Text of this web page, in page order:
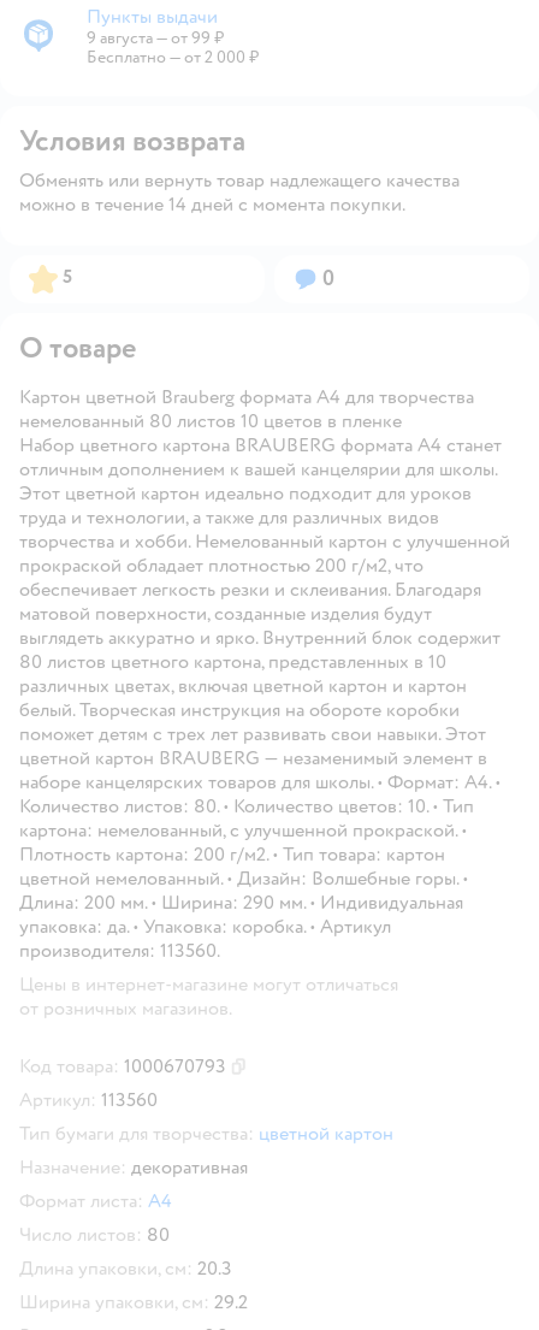
Пункты выдачи
Пункты выдачи
9 августа—от 99 ₽
Бесплатно — от 2 000 ₽
Условия возврата
Обменять или вернуть товар надлежащего качества
можно в течение 14 дней с момента покупки.
Рейтинг:
5 Вопросов:
0
О товаре
Картон цветной Brauberg формата А4 для творчества
немелованный 80 листов 10 цветов в пленке
Набор цветного картона BRAUBERG формата А4 станет
отличным дополнением к вашей канцелярии для школы.
Этот цветной картон идеально подходит для уроков
труда и технологии, а также для различных видов
творчества и хобби. Немелованный картон с улучшенной
прокраской обладает плотностью 200 г/м2, что
обеспечивает легкость резки и склеивания. Благодаря
матовой поверхности, созданные изделия будут
выглядеть аккуратно и ярко. Внутренний блок содержит
80 листов цветного картона, представленных в 10
различных цветах, включая цветной картон и картон
белый. Творческая инструкция на обороте коробки
поможет детям с трех лет развивать свои навыки. Этот
цветной картон BRAUBERG — незаменимый элемент в
наборе канцелярских товаров для школы. • Формат: А4. •
Количество листов: 80. • Количество цветов: 10. • Тип
картона: немелованный, с улучшенной прокраской. •
Плотность картона: 200 г/м2. • Тип товара: картон
цветной немелованный. • Дизайн: Волшебные горы. •
Длина: 200 мм. • Ширина: 290 мм. • Индивидуальная
упаковка: да. • Упаковка: коробка. • Артикул
производителя: 113560.
Цены в интернет-магазине могут отличаться
от розничных магазинов.
Код товара: 1000670793
Артикул: 113560
Тип бумаги для творчества: цветной картон
Назначение: декоративная
Формат листа: А4
Число листов: 80
Длина упаковки, см: 20.3
Ширина упаковки, см: 29.2